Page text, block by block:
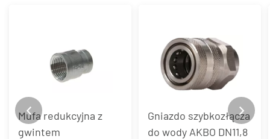
Mufa redukcyjna z
gwintem
Gniazdo szybkozłącza
do wody AKBO DN11,8